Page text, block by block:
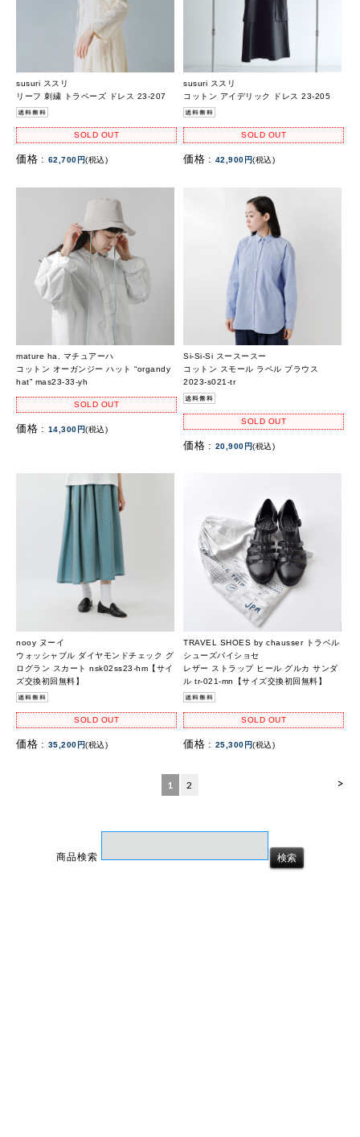
susuri ススリ
リーフ 刺繍 トラペーズ ドレス 23-207
SOLD OUT
価格 : 62,700円(税込)
susuri ススリ
コットン アイデリック ドレス 23-205
SOLD OUT
価格 : 42,900円(税込)
mature ha. マチュアーハ
コットン オーガンジー ハット “organdy
hat” mas23-33-yh
SOLD OUT
価格 : 14,300円(税込)
Si-Si-Si スースースー
コットン スモール ラペル ブラウス
2023-s021-tr
SOLD OUT
価格 : 20,900円(税込)
nooy ヌーイ
ウォッシャブル ダイヤモンドチェック グ
ログラン スカート nsk02ss23-hm【サイ
ズ交換初回無料】
SOLD OUT
価格 : 35,200円(税込)
TRAVEL SHOES by chausser トラベル
シューズバイショセ
レザー ストラップ ヒール グルカ サンダ
ル tr-021-mn【サイズ交換初回無料】
SOLD OUT
価格 : 25,300円(税込)
>
1 2
商品検索